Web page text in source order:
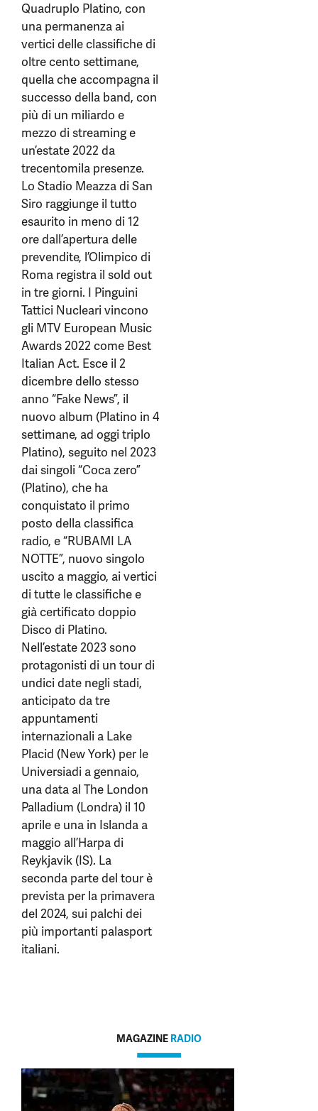
Quadruplo Platino, con
una permanenza ai
vertici delle classifiche di
oltre cento settimane,
quella che accompagna il
successo della band, con
più di un miliardo e
mezzo di streaming e
un’estate 2022 da
trecentomila presenze.
Lo Stadio Meazza di San
Siro raggiunge il tutto
esaurito in meno di 12
ore dall’apertura delle
prevendite, l’Olimpico di
Roma registra il sold out
in tre giorni. I Pinguini
Tattici Nucleari vincono
gli MTV European Music
Awards 2022 come Best
Italian Act. Esce il 2
dicembre dello stesso
anno “Fake News”, il
nuovo album (Platino in 4
settimane, ad oggi triplo
Platino), seguito nel 2023
dai singoli “Coca zero”
(Platino), che ha
conquistato il primo
posto della classifica
radio, e “RUBAMI LA
NOTTE”, nuovo singolo
uscito a maggio, ai vertici
di tutte le classifiche e
già certificato doppio
Disco di Platino.
Nell’estate 2023 sono
protagonisti di un tour di
undici date negli stadi,
anticipato da tre
appuntamenti
internazionali a Lake
Placid (New York) per le
Universiadi a gennaio,
una data al The London
Palladium (Londra) il 10
aprile e una in Islanda a
maggio all’Harpa di
Reykjavik (IS). La
seconda parte del tour è
prevista per la primavera
del 2024, sui palchi dei
più importanti palasport
italiani.
MAGAZINE RADIO